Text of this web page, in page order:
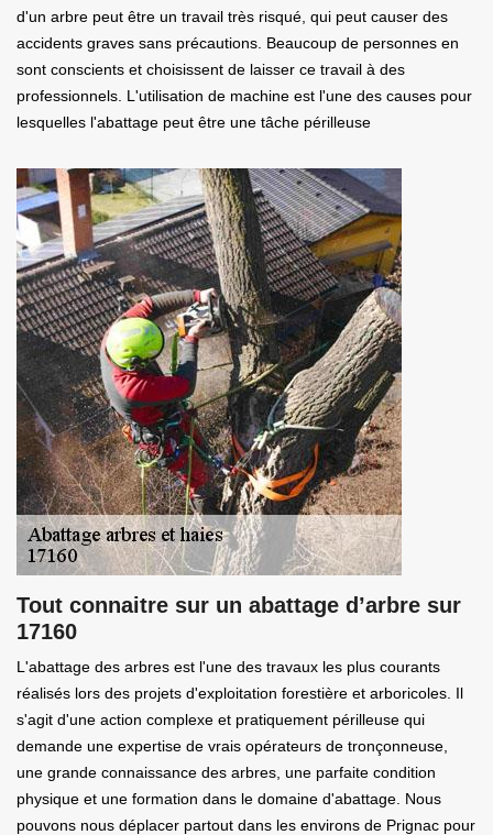
d'un arbre peut être un travail très risqué, qui peut causer des
accidents graves sans précautions. Beaucoup de personnes en
sont conscients et choisissent de laisser ce travail à des
professionnels. L'utilisation de machine est l'une des causes pour
lesquelles l'abattage peut être une tâche périlleuse
Tout connaitre sur un abattage d’arbre sur
17160
L'abattage des arbres est l'une des travaux les plus courants
réalisés lors des projets d'exploitation forestière et arboricoles. Il
s'agit d'une action complexe et pratiquement périlleuse qui
demande une expertise de vrais opérateurs de tronçonneuse,
une grande connaissance des arbres, une parfaite condition
physique et une formation dans le domaine d'abattage. Nous
pouvons nous déplacer partout dans les environs de Prignac pour